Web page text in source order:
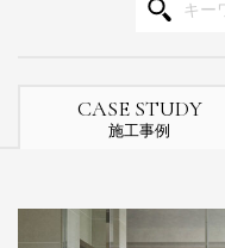
CASE STUDY
施工事例